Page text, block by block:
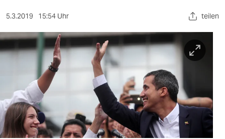
kultur
sport
berlin
wahrheit
verlag
5.3.2019 15:54 Uhr teilen